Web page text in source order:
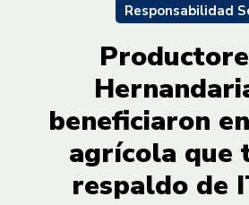
Responsabilidad
beneficiaron
agrícola que
respaldo de